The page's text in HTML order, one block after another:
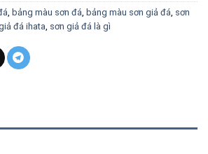
bảng màu sơn đá bảng màu sơn giả đá sơn
đá ihata sơn giả đá là gì